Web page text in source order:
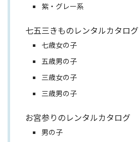
紫・グレー系
七五三きものレンタルカタログ
七歳女の子
五歳男の子
三歳女の子
三歳男の子
お宮参りのレンタルカタログ
男の子